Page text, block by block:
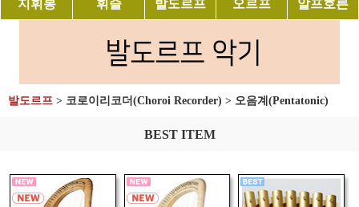
지휘봉 휘슬 발도르프 오르프 알프호른
발도르프 > 코로이리코더(Choroi Recorder) > 오음계(Pentatonic)
BEST ITEM